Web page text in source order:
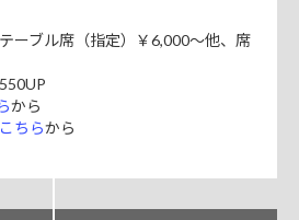
ーブル席（指定）￥6,000～他、席
から
こちらから